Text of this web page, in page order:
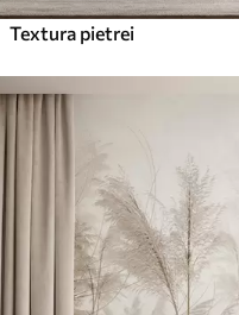
Textura pietrei